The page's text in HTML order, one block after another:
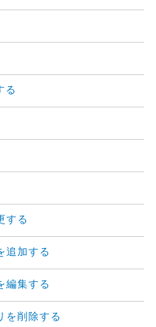
る
する
追加する
編集する
を削除する